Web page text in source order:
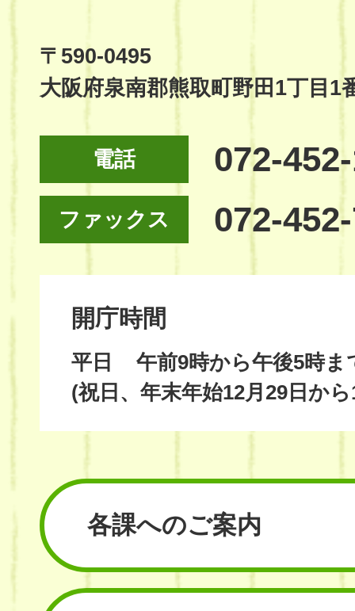
Site
〒590-0495
大阪府泉南郡熊取町野田1丁目1
電話 072-
ファックス 072-
開庁時間
平日
午前9時から午後5時ま
(祝日、年末年始12月29日か
各課へのご案内